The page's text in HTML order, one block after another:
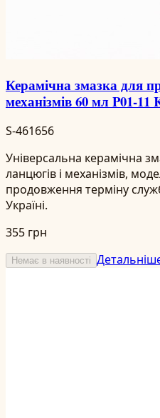
Керамічна змазка для
механізмів 60 мл P01-11
S-461656
Універсальна керамічна
ланцюгів і механізмів,
продовження терміну
Україні.
355 грн
Немає в наявності